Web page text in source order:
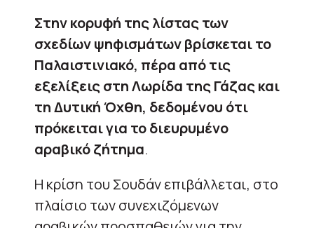
Στην κορυφή της λίστας των
σχεδίων ψηφισμάτων βρίσκεται το
Παλαιστινιακό, πέρα από τις
εξελίξεις στη Λωρίδα της Γάζας και
τη Δυτική Όχθη, δεδομένου ότι
πρόκειται για το διευρυμένο
αραβικό ζήτημα.
Η κρίση του Σουδάν επιβάλλεται, στο
πλαίσιο των συνεχιζόμενων